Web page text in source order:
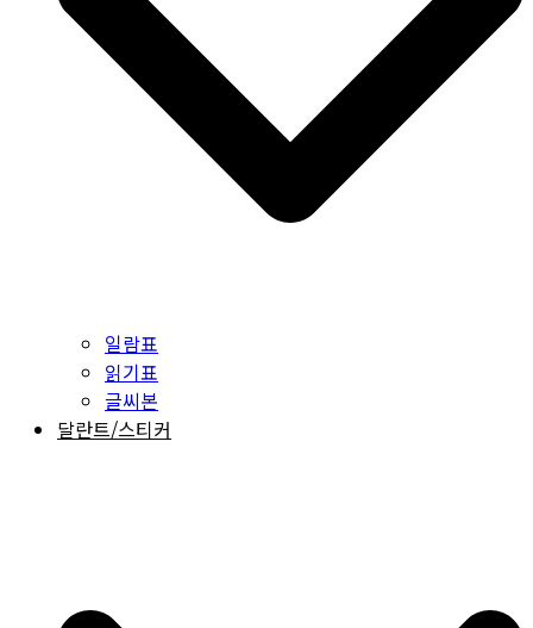
일람표
읽기표
글씨본
달란트/스티커